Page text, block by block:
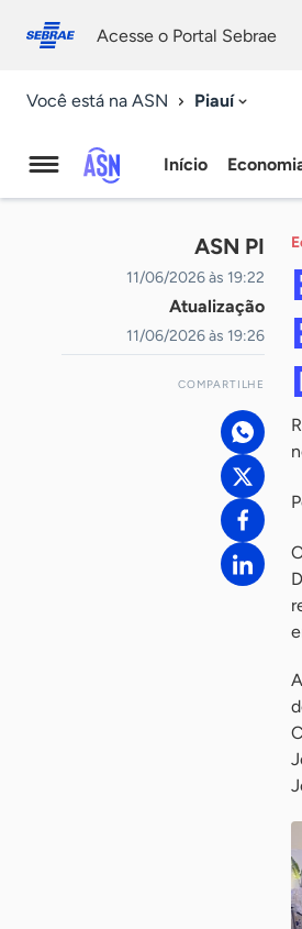
conosco
Acesse o Portal Sebrae
Você está na ASN Piauí
Agência
Sebrae
Notícias
Início
ASN PI
11/06/2026 às 19:22
Atualização
11/06/2026 às 19:26
COMPARTILHE